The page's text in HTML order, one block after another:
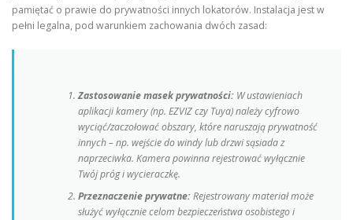
pamiętać o prawie do prywatności innych lokatorów. Instalacja jest w
pełni legalna, pod warunkiem zachowania dwóch zasad:
Zastosowanie masek prywatności:W ustawieniach
aplikacji kamery (np. EZVIZ czy Tuya) należy cyfrowo
wyciąć/zaczołować obszary, które naruszają prywatność
innych – np. wejście do windy lub drzwi sąsiada z
naprzeciwka. Kamera powinna rejestrować wyłącznie
Twój próg i wycieraczkę.
Przeznaczenie prywatne:Rejestrowany materiał może
służyć wyłącznie celom bezpieczeństwa osobistego i